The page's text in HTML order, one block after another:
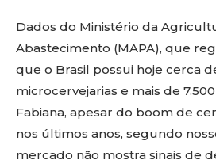
Dados do Ministério da
Abastecimento (MAPA), que
que o Brasil possui hoje cerca
microcervejarias e mais de
Fabiana, apesar do boom de
nos últimos anos, segundo
mercado não mostra sinais de